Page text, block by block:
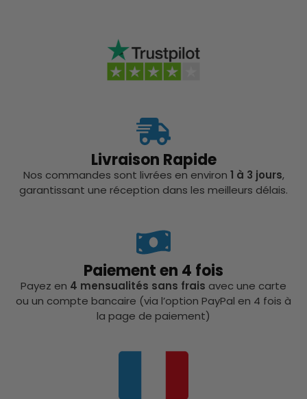
Livraison Rapide
Nos commandes sont livrées en environ 1 à 3 jours,
garantissant une réception dans les meilleurs délais.
Paiement en 4 fois
Payez en 4 mensualités sans frais avec une carte
ou un compte bancaire (via l’option PayPal en 4 fois à
la page de paiement)